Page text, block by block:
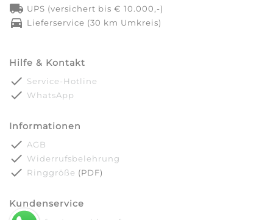
local_shipping UPS (versichert bis € 10.000,-)
directions_car Lieferservice (30 km Umkreis)
Hilfe & Kontakt
done Service-Hotline
done WhatsApp
Informationen
done AGB
done Widerrufsbelehrung
done Ringgröße (PDF)
Kundenservice